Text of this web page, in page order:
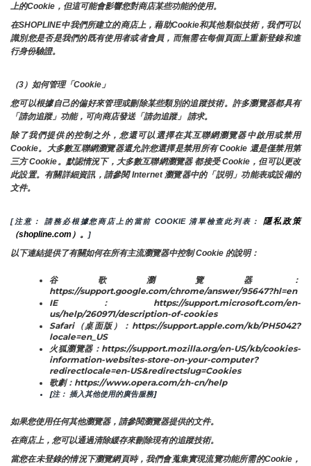
上的Cookie，但這可能會影響您對商店某些功能的使用。
在SHOPLINE中我們所建立的商店上，藉助Cookie和其他類似技術，我們可以
識別您是否是我們的既有使用者或者會員，而無需在每個頁面上重新登錄和進
行身份驗證。
（3）如何管理「Cookie」
您可以根據自己的偏好來管理或刪除某些類別的追蹤技術。許多瀏覽器都具有
「請勿追蹤」功能，可向商店發送「請勿追蹤」 請求。
除了我們提供的控制之外，您還可以選擇在其互聯網瀏覽器中啟用或禁用
Cookie。大多數互聯網瀏覽器還允許您選擇是禁用所有 Cookie 還是僅禁用第
三方 Cookie。默認情況下，大多數互聯網瀏覽器 都接受 Cookie，但可以更改
此設置。有關詳細資訊，請參閱 Internet 瀏覽器中的「説明」功能表或設備的
文件。
[注意： 請務必根據您商店上的當前 COOKIE 清單檢查此列表： 隱私政策
（shopline.com）。
]
以下連結提供了有關如何在所有主流瀏覽器中控制 Cookie 的說明：
谷歌瀏覽器：
https://support.google.com/chrome/answer/95647?hl=en
IE：https://support.microsoft.com/en-
us/help/260971/description-of-cookies
Safari（桌面版）：https://support.apple.com/kb/PH5042?
locale=en_US
火狐瀏覽器：https://support.mozilla.org/en-US/kb/cookies-
information-websites-store-on-your-computer?
redirectlocale=en-US&redirectslug=Cookies
歌劇：https://www.opera.com/zh-cn/help
[注： 插入其他使用的廣告服務]
如果您使用任何其他瀏覽器，請參閱瀏覽器提供的文件。
在商店上，您可以通過清除緩存來刪除現有的追蹤技術。
當您在未登錄的情況下瀏覽網頁時，我們會蒐集實現流覽功能所需的Cookie，